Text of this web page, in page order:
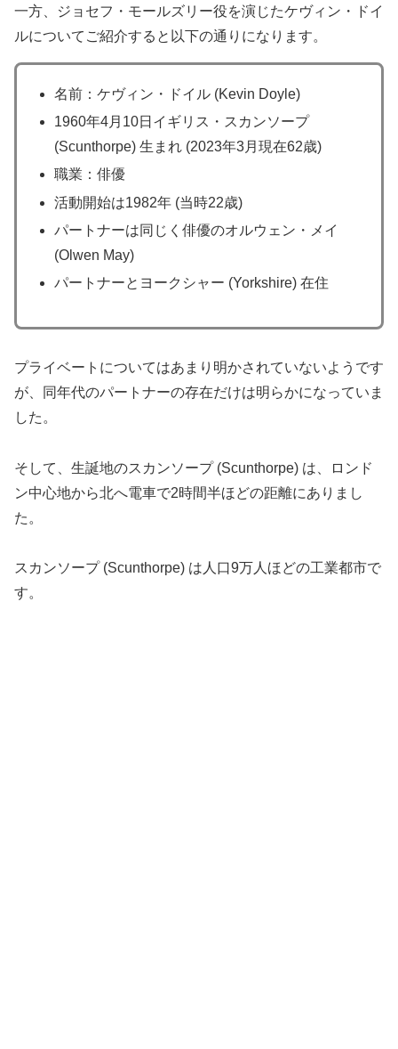
一方、ジョセフ・モールズリー役を演じたケヴィン・ドイ
ルについてご紹介すると以下の通りになります。
名前：ケヴィン・ドイル (Kevin Doyle)
1960年4月10日イギリス・スカンソープ
(Scunthorpe) 生まれ (2023年3月現在62歳)
職業：俳優
活動開始は1982年 (当時22歳)
パートナーは同じく俳優のオルウェン・メイ
(Olwen May)
パートナーとヨークシャー (Yorkshire) 在住
プライベートについてはあまり明かされていないようです
が、同年代のパートナーの存在だけは明らかになっていま
した。
そして、生誕地のスカンソープ (Scunthorpe) は、ロンド
ン中心地から北へ電車で2時間半ほどの距離にありまし
た。
スカンソープ (Scunthorpe) は人口9万人ほどの工業都市で
す。